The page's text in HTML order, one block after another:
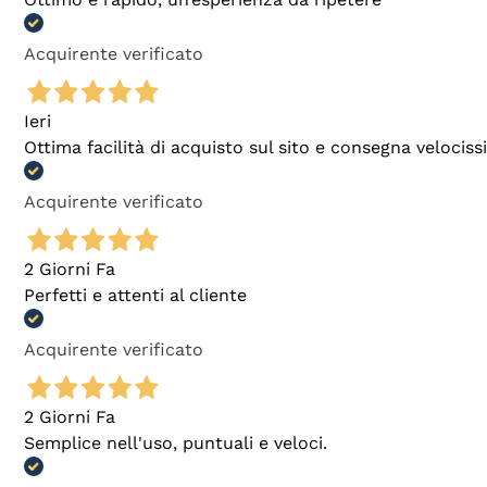
Acquirente verificato
Ieri
Ottima facilità di acquisto sul sito e consegna
Acquirente verificato
2 Giorni Fa
Perfetti e attenti al cliente
Acquirente verificato
2 Giorni Fa
Semplice nell'uso, puntuali e veloci.